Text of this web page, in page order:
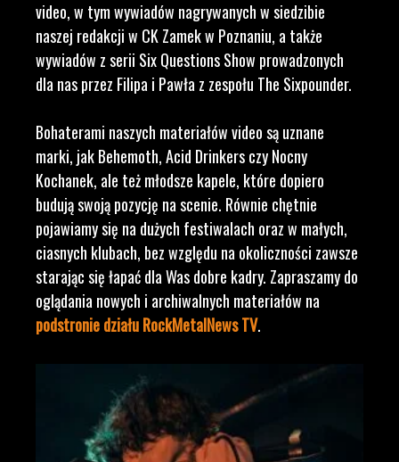
video, w tym wywiadów nagrywanych w siedzibie
naszej redakcji w CK Zamek w Poznaniu, a także
wywiadów z serii Six Questions Show prowadzonych
dla nas przez Filipa i Pawła z zespołu The Sixpounder.
Bohaterami naszych materiałów video są uznane
marki, jak Behemoth, Acid Drinkers czy Nocny
Kochanek, ale też młodsze kapele, które dopiero
budują swoją pozycję na scenie. Równie chętnie
pojawiamy się na dużych festiwalach oraz w małych,
ciasnych klubach, bez względu na okoliczności zawsze
starając się łapać dla Was dobre kadry. Zapraszamy do
oglądania nowych i archiwalnych materiałów na
podstronie działu RockMetalNews TV.